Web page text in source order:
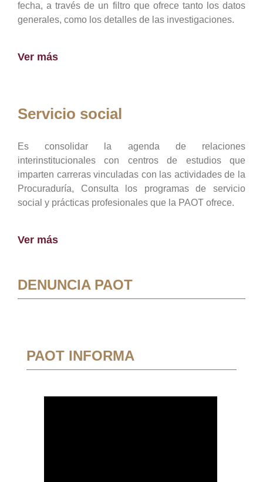
fecha, a través de un filtro que ofrece tanto los datos
generales, como los detalles de las investigaciones.
Ver más
Servicio social
Es consolidar la agenda de relaciones
interinstitucionales con centros de estudios que
imparten carreras vinculadas con las actividades de la
Procuraduría, Consulta los programas de servicio
social y prácticas profesionales que la PAOT ofrece.
Ver más
DENUNCIA PAOT
PAOT INFORMA